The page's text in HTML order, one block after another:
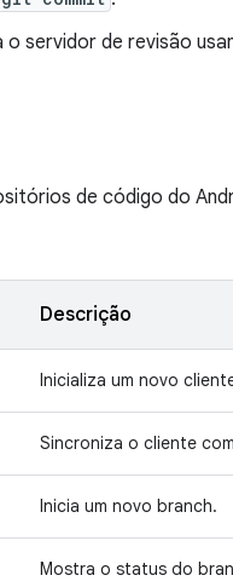
o servidor de revisão
de código do
Descrição
Inicializa um novo
Sincroniza o cliente
Inicia um novo branch.
Mostra o status do